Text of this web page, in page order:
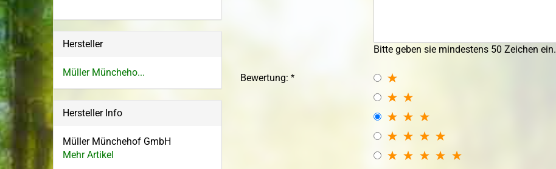
Sommerlinde
Traubeneiche
Vogelkirsche
Topf-/Containerpflanzen
Wildgehölze
Bodendecker im Topfballen
Wildrosen
Exoten
Bitte geben sie mindestens 50 Zeichen ein.
Bewertung:
Hersteller
Müller Müncheho...
Hersteller Info
Müller Münchehof GmbH
Mehr Artikel